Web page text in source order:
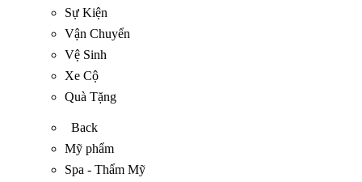
Sự Kiện
Vận Chuyển
Vệ Sinh
Xe Cộ
Quà Tặng
Back
Mỹ phẩm
Spa - Thẩm Mỹ